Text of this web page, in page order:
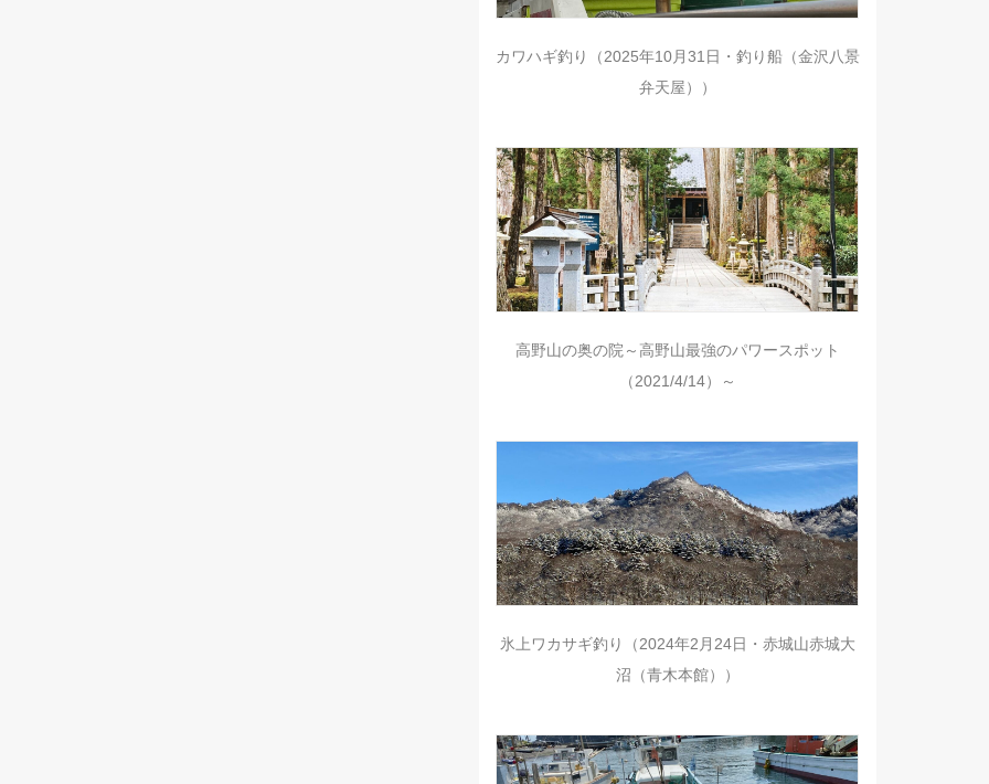
カワハギ釣り（2025年10月31日・釣り船（金沢八景
弁天屋））
高野山の奥の院～高野山最強のパワースポット
（2021/4/14）～
氷上ワカサギ釣り（2024年2月24日・赤城山赤城大
沼（青木本館））